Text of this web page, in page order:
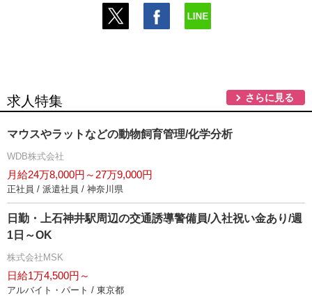
求人特集 さらに見る
マウスやラットなどの動物飼育管理/化学分析
WDB株式会社
月給24万8,000円～27万9,000円
正社員 / 派遣社員 / 神奈川県
日勤・上石神井駅周辺の交通誘導警備員/入社祝い金あり/週
1日～OK
株式会社MSK
日給1万4,500円～
アルバイト・パート / 東京都